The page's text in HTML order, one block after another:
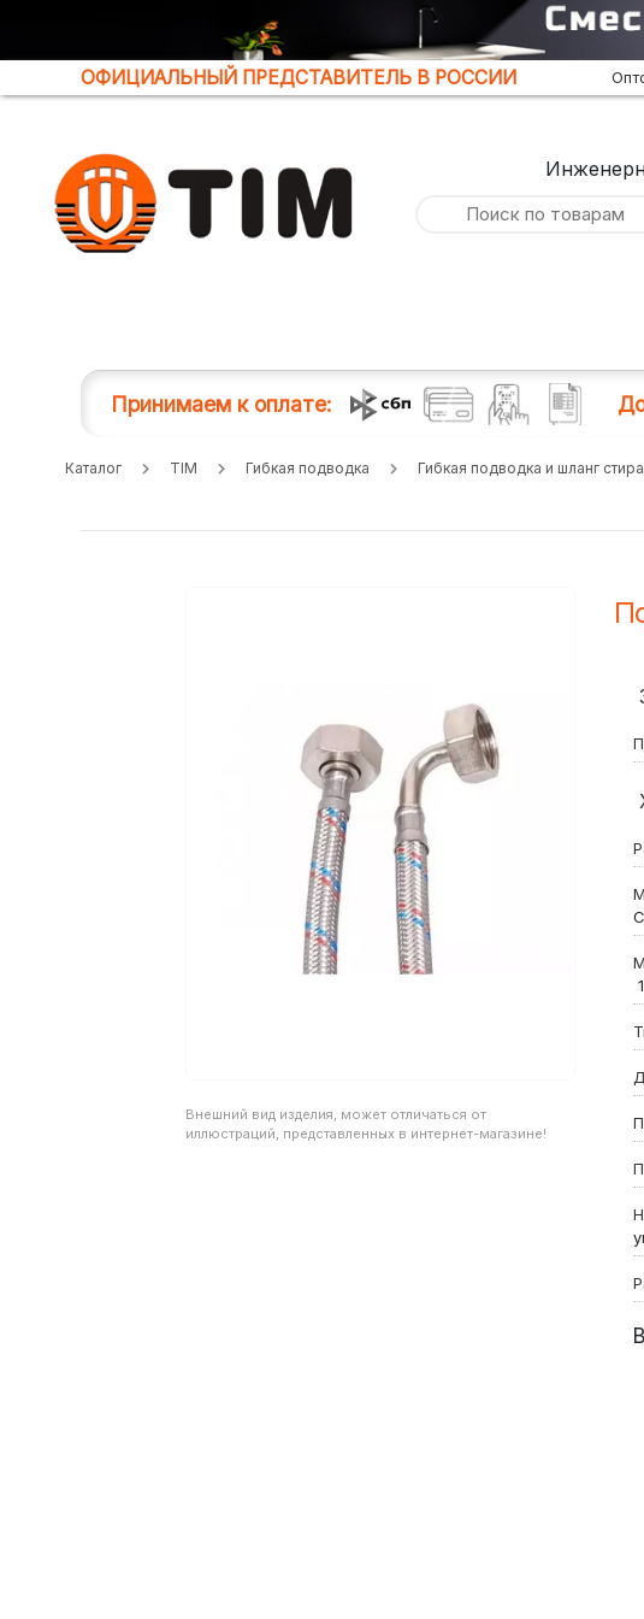
ОФИЦИАЛЬНЫЙ ПРЕДСТАВИТЕЛЬ В РОССИИ
Принимаем к оплате:
Каталог TIM Гибкая подводка Гибкая подводка и шланг
Внешний вид изделия, может отличаться от
иллюстраций, представленных в интернет-магазине!
С